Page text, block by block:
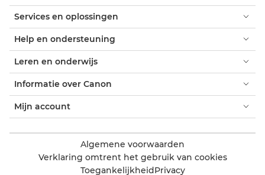
Services en oplossingen
Help en ondersteuning
Leren en onderwijs
Informatie over Canon
Mijn account
Algemene voorwaarden
Verklaring omtrent het gebruik van cookies
ToegankelijkheidPrivacy